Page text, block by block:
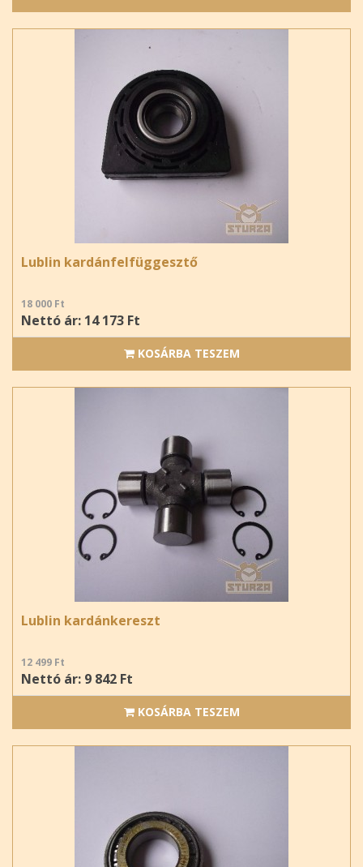
Lublin kardánfelfüggesztő
18 000 Ft
Nettó ár: 14 173 Ft
KOSÁRBA TESZEM
Lublin kardánkereszt
12 499 Ft
Nettó ár: 9 842 Ft
KOSÁRBA TESZEM